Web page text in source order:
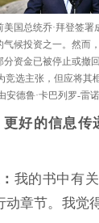
国总统乔·拜登签
候投资之一。然而
资金已被停止或撤
竞选主张，但应将其
安德鲁·卡巴列罗-雷
更好的信息
我的书中有
动章节。我觉